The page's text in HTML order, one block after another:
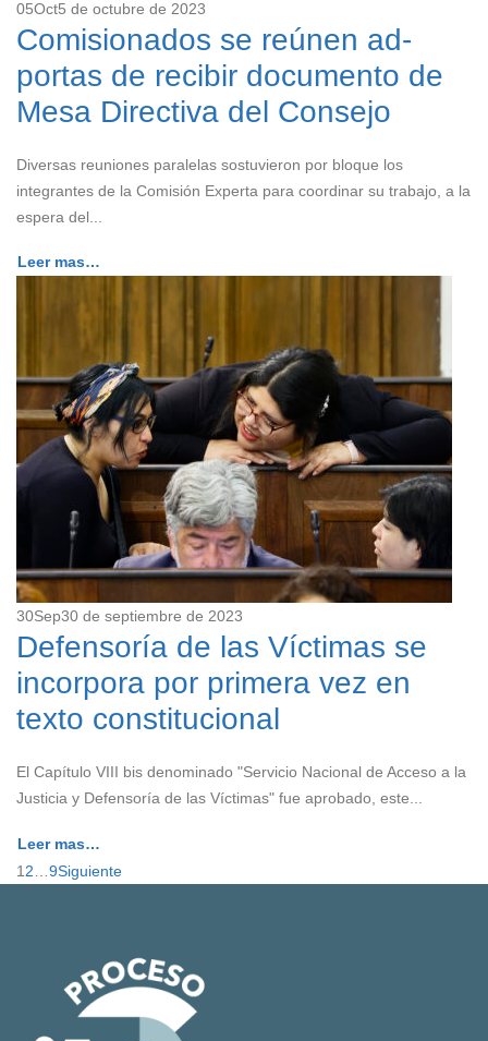
05Oct5 de octubre de 2023
Comisionados se reúnen ad-
portas de recibir documento de
Mesa Directiva del Consejo
Diversas reuniones paralelas sostuvieron por bloque los
integrantes de la Comisión Experta para coordinar su trabajo, a la
espera del...
Leer mas…
30Sep30 de septiembre de 2023
Defensoría de las Víctimas se
incorpora por primera vez en
texto constitucional
El Capítulo VIII bis denominado "Servicio Nacional de Acceso a la
Justicia y Defensoría de las Víctimas" fue aprobado, este...
Leer mas…
1 2 9Siguiente